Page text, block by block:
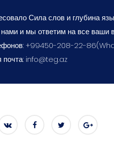
Сила слов и глубина
и мы ответим на все ваши
+99450-208-22-
почта: info@teg.az